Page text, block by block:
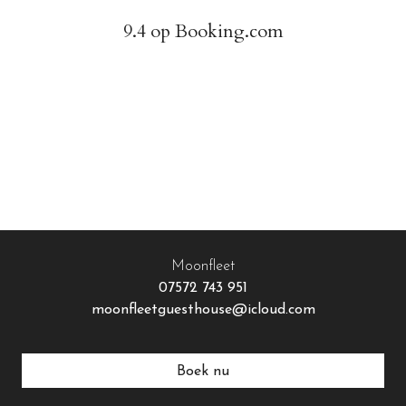
9.4 op Booking.com
Moonfleet
07572 743 951
moonfleetguesthouse@icloud.com
Boek nu